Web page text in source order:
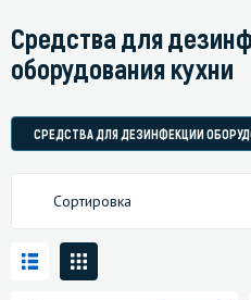
Средства для
оборудования кухни
СРЕДСТВА ДЛЯ ДЕЗИНФЕКЦИИ
Сортировка